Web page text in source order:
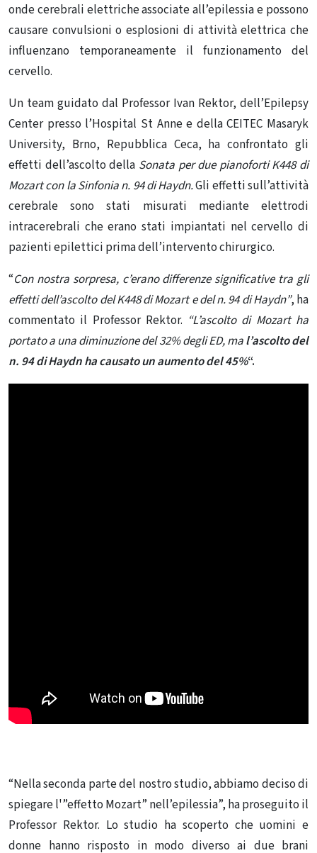
onde cerebrali elettriche associate all’epilessia e possono
causare convulsioni o esplosioni di attività elettrica che
influenzano temporaneamente il funzionamento del
cervello.
Un team guidato dal Professor Ivan Rektor, dell’Epilepsy
Center presso l’Hospital St Anne e della CEITEC Masaryk
University, Brno, Repubblica Ceca, ha confrontato gli
effetti dell’ascolto della Sonata per due pianoforti K448 di
Mozart con la Sinfonia n. 94 di Haydn.Gli effetti sull’attività
cerebrale sono stati misurati mediante elettrodi
intracerebrali che erano stati impiantati nel cervello di
pazienti epilettici prima dell’intervento chirurgico.
“Con nostra sorpresa, c’erano differenze significative tra gli
effetti dell’ascolto del K448 di Mozart e del n. 94 di Haydn”, ha
commentato il Professor Rektor. “L’ascolto di Mozart ha
portato a una diminuzione del 32% degli ED, mal’ascolto del
n. 94 di Haydn ha causato un aumento del 45%“.
“Nella seconda parte del nostro studio, abbiamo deciso di
spiegare l'”effetto Mozart” nell’epilessia”, ha proseguito il
Professor Rektor. Lo studio ha scoperto che uomini e
donne hanno risposto in modo diverso ai due brani